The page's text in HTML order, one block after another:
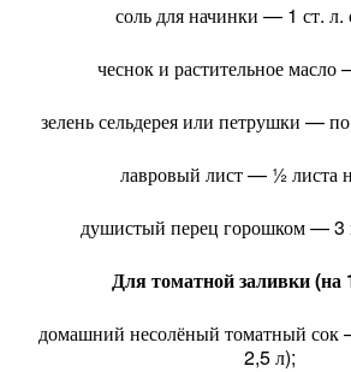
сольдляначинки — 1 ст. л.
чесноки растительноемасло
зеленьсельдереяили петрушки — по
лавровый лист— ½листа
душистый перец горошком— 3
Длятоматнойзаливки(на
домашний несолёный томатный сок
2,5л);